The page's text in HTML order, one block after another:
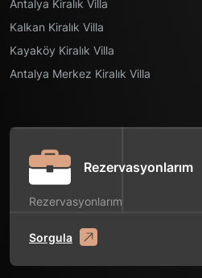
Antalya Kiralık Villa
Kalkan Kiralık Villa
Kayaköy Kiralık Villa
Antalya Merkez Kiralık Villa
Rezervasyonlarım
Rezervasyonlarım
Sorgula